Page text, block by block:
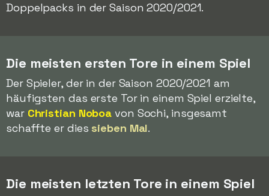
Doppelpacks in der Saison 2020/2021.
Die meisten ersten Tore in einem Spiel
Der Spieler, der in der Saison 2020/2021 am
häufigsten das erste Tor in einem Spiel erzielte,
war Christian Noboa von Sochi, insgesamt
schaffte er dies sieben Mal.
Die meisten letzten Tore in einem Spiel